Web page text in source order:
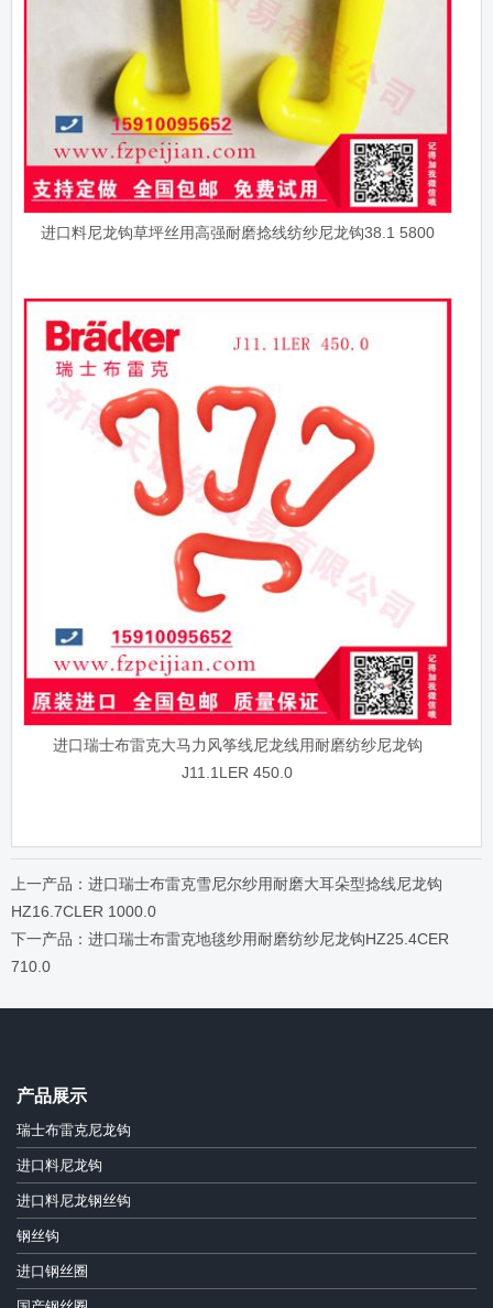
进口料尼龙钩草坪丝用高强耐磨捻线纺纱尼龙钩38.1 5800
进口瑞士布雷克大马力风筝线尼龙线用耐磨纺纱尼龙钩
J11.1LER 450.0
上一产品：进口瑞士布雷克雪尼尔纱用耐磨大耳朵型捻线尼龙钩
HZ16.7CLER 1000.0
下一产品：进口瑞士布雷克地毯纱用耐磨纺纱尼龙钩HZ25.4CER
710.0
产品展示
瑞士布雷克尼龙钩
进口料尼龙钩
进口料尼龙钢丝钩
钢丝钩
进口钢丝圈